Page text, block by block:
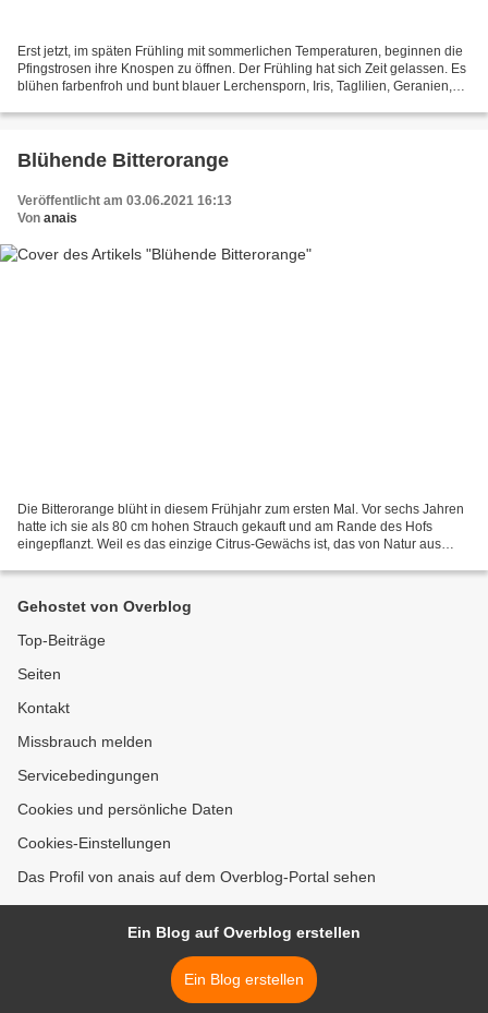
Erst jetzt, im späten Frühling mit sommerlichen Temperaturen, beginnen die
Pfingstrosen ihre Knospen zu öffnen. Der Frühling hat sich Zeit gelassen. Es
blühen farbenfroh und bunt blauer Lerchensporn, Iris, Taglilien, Geranien,
Blühende Bitterorange
Veröffentlicht am 03.06.2021 16:13
Von anais
Die Bitterorange blüht in diesem Frühjahr zum ersten Mal. Vor sechs Jahren
hatte ich sie als 80 cm hohen Strauch gekauft und am Rande des Hofs
eingepflanzt. Weil es das einzige Citrus-Gewächs ist, das von Natur aus
Gehostet von Overblog
Top-Beiträge
Seiten
Kontakt
Missbrauch melden
Servicebedingungen
Cookies und persönliche Daten
Cookies-Einstellungen
Das Profil von anais auf dem Overblog-Portal sehen
Ein Blog auf Overblog erstellen
Ein Blog erstellen